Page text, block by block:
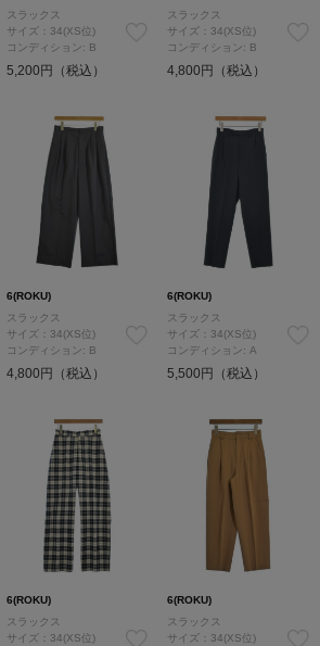
スラックス
サイズ：34(XS位)
コンディション: B
5,200円（税込）
スラックス
サイズ：34(XS位)
コンディション: B
4,800円（税込）
6(ROKU)
スラックス
サイズ：34(XS位)
コンディション: B
4,800円（税込）
6(ROKU)
スラックス
サイズ：34(XS位)
コンディション: A
5,500円（税込）
6(ROKU)
スラックス
サイズ：34(XS位)
6(ROKU)
スラックス
サイズ：34(XS位)